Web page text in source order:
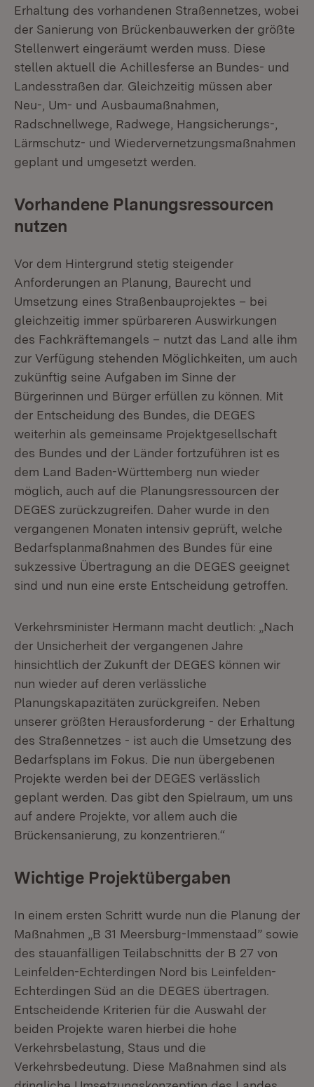
Erhaltung des vorhandenen Straßennetzes, wobei
der Sanierung von Brückenbauwerken der größte
Stellenwert eingeräumt werden muss. Diese
stellen aktuell die Achillesferse an Bundes- und
Landesstraßen dar. Gleichzeitig müssen aber
Neu-, Um- und Ausbaumaßnahmen,
Radschnellwege, Radwege, Hangsicherungs-,
Lärmschutz- und Wiedervernetzungsmaßnahmen
geplant und umgesetzt werden.
Vorhandene Planungsressourcen
nutzen
Vor dem Hintergrund stetig steigender
Anforderungen an Planung, Baurecht und
Umsetzung eines Straßenbauprojektes – bei
gleichzeitig immer spürbareren Auswirkungen
des Fachkräftemangels – nutzt das Land alle ihm
zur Verfügung stehenden Möglichkeiten, um auch
zukünftig seine Aufgaben im Sinne der
Bürgerinnen und Bürger erfüllen zu können. Mit
der Entscheidung des Bundes, die DEGES
weiterhin als gemeinsame Projektgesellschaft
des Bundes und der Länder fortzuführen ist es
dem Land Baden-Württemberg nun wieder
möglich, auch auf die Planungsressourcen der
DEGES zurückzugreifen. Daher wurde in den
vergangenen Monaten intensiv geprüft, welche
Bedarfsplanmaßnahmen des Bundes für eine
sukzessive Übertragung an die DEGES geeignet
sind und nun eine erste Entscheidung getroffen.
Verkehrsminister Hermann macht deutlich: „Nach
der Unsicherheit der vergangenen Jahre
hinsichtlich der Zukunft der DEGES können wir
nun wieder auf deren verlässliche
Planungskapazitäten zurückgreifen. Neben
unserer größten Herausforderung - der Erhaltung
des Straßennetzes - ist auch die Umsetzung des
Bedarfsplans im Fokus. Die nun übergebenen
Projekte werden bei der DEGES verlässlich
geplant werden. Das gibt den Spielraum, um uns
auf andere Projekte, vor allem auch die
Brückensanierung, zu konzentrieren.“
Wichtige Projektübergaben
In einem ersten Schritt wurde nun die Planung der
Maßnahmen „B 31 Meersburg-Immenstaad” sowie
des stauanfälligen Teilabschnitts der B 27 von
Leinfelden-Echterdingen Nord bis Leinfelden-
Echterdingen Süd an die DEGES übertragen.
Entscheidende Kriterien für die Auswahl der
beiden Projekte waren hierbei die hohe
Verkehrsbelastung, Staus und die
Verkehrsbedeutung. Diese Maßnahmen sind als